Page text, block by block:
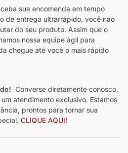
sua encomenda em tempo
de entrega ultrarrápido, você não
do seu produto. Assim que o
nossa equipe ágil para
chegue até você o mais rápido
Converse diretamente conosco,
atendimento exclusivo. Estamos
prontos para tornar sua
CLIQUE AQUI!